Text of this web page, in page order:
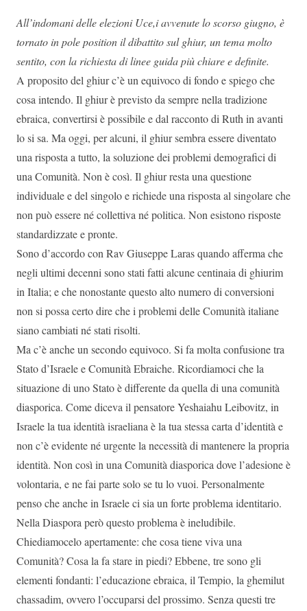
All’indomani delle elezioni Uce,i avvenute lo scorso giugno, è
tornato in pole position il dibattito sul ghiur, un tema molto
sentito, con la richiesta di linee guida più chiare e definite.
A proposito del ghiur c’è un equivoco di fondo e spiego che
cosa intendo. Il ghiur è previsto da sempre nella tradizione
ebraica, convertirsi è possibile e dal racconto di Ruth in avanti
lo si sa. Ma oggi, per alcuni, il ghiur sembra essere diventato
una risposta a tutto, la soluzione dei problemi demografici di
una Comunità. Non è così. Il ghiur resta una questione
individuale e del singolo e richiede una risposta al singolare che
non può essere né collettiva né politica. Non esistono risposte
standardizzate e pronte.
Sono d’accordo con Rav Giuseppe Laras quando afferma che
negli ultimi decenni sono stati fatti alcune centinaia di ghiurim
in Italia; e che nonostante questo alto numero di conversioni
non si possa certo dire che i problemi delle Comunità italiane
siano cambiati né stati risolti.
Ma c’è anche un secondo equivoco. Si fa molta confusione tra
Stato d’Israele e Comunità Ebraiche. Ricordiamoci che la
situazione di uno Stato è differente da quella di una comunità
diasporica. Come diceva il pensatore Yeshaiahu Leibovitz, in
Israele la tua identità israeliana è la tua stessa carta d’identità e
non c’è evidente né urgente la necessità di mantenere la propria
identità. Non così in una Comunità diasporica dove l’adesione è
volontaria, e ne fai parte solo se tu lo vuoi. Personalmente
penso che anche in Israele ci sia un forte problema identitario.
Nella Diaspora però questo problema è ineludibile.
Chiediamocelo apertamente: che cosa tiene viva una
Comunità? Cosa la fa stare in piedi? Ebbene, tre sono gli
elementi fondanti: l’educazione ebraica, il Tempio, la ghemilut
chassadim, ovvero l’occuparsi del prossimo. Senza questi tre